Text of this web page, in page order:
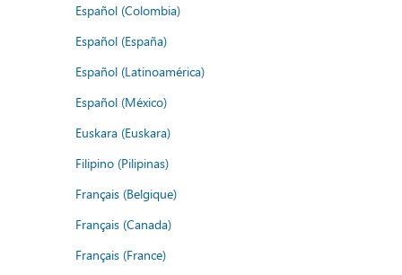
Español (Colombia)
Español (España)
Español (Latinoamérica)
Español (México)
Euskara (Euskara)
Filipino (Pilipinas)
Français (Belgique)
Français (Canada)
Français (France)